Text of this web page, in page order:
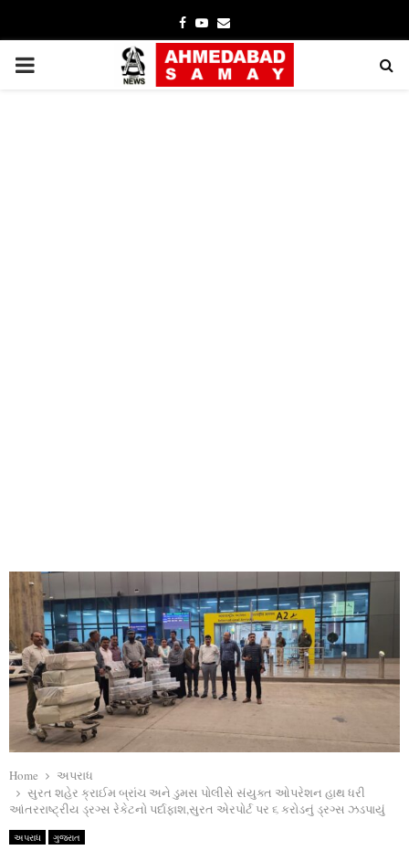
Facebook
YoutubeEmail
PRIMARY
Home
અપરાધ
સુરત શહેર ક્રાઈમ બ્રાંચ અને ડુમસ પોલીસે સંયુક્ત ઓપરેશન હાથ ધરી
આંતરરાષ્ટ્રીય ડ્રગ્સ રેકેટનો પર્દાફાશ,સુરત એરપોર્ટ પર ૬ કરોડનું ડ્રગ્સ ઝડપાયું
અપરાધ ગુજરાત